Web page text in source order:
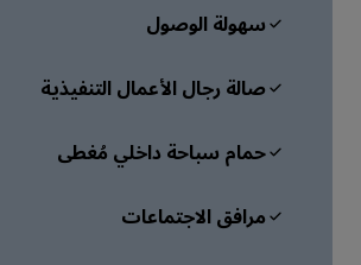
سهولة الوصول
صالة رجال الأعمال التنفيذية
حمام سباحة داخلي مُغطى
مرافق الاجتماعات